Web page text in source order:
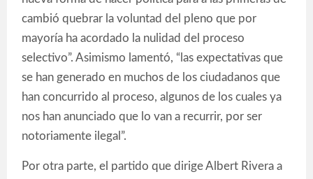
cambió quebrar la voluntad del pleno que por
mayoría ha acordado la nulidad del proceso
selectivo”. Asimismo lamentó, “las expectativas que
se han generado en muchos de los ciudadanos que
han concurrido al proceso, algunos de los cuales ya
nos han anunciado que lo van a recurrir, por ser
notoriamente ilegal”.
Por otra parte, el partido que dirige Albert Rivera a